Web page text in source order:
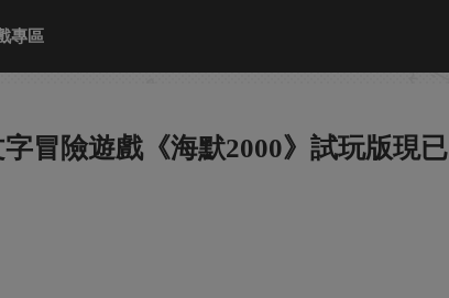
專區
冒險遊戲《海默2000》試玩版現已